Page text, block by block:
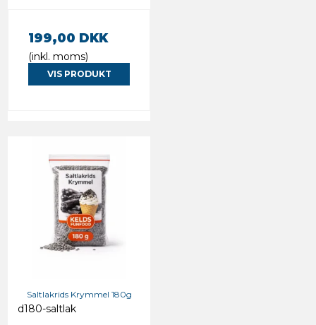
199,00 DKK
(inkl. moms)
VIS PRODUKT
Saltlakrids Krymmel 180g
d180-saltlak